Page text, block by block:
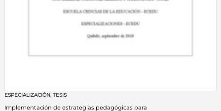
ESPECIALIZACIÓN, TESIS
Implementación de estrategias pedagógicas para